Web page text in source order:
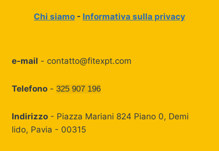
Chi siamo - Informativa sulla privacy
e-mail - contatto@fitexpt.com
Telefono - 325 907 196
Indirizzo - Piazza Mariani 824 Piano 0, Demi
lido, Pavia - 00315